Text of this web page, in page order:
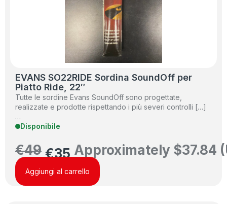
EVANS SO22RIDE Sordina SoundOff per
Piatto Ride, 22″
Tutte le sordine Evans SoundOff sono progettate,
realizzate e prodotte rispettando i più severi controlli […]
…
Disponibile
€49 €35 Approximately $37.84
Aggiungi al carrello